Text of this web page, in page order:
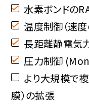
水素ボンドの
温度制御（速度
長距離静電気
圧力制御
より大規模で
膜）の拡張